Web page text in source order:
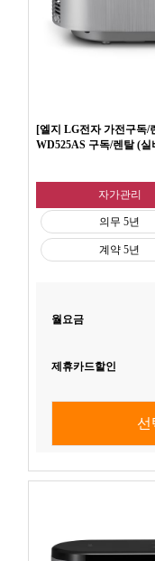
[엘지 LG전자 가전구독/
WD525AS 구독/렌탈 (실
자가관리
의무 5년
계약 5년
월요금
제휴카드할인
선